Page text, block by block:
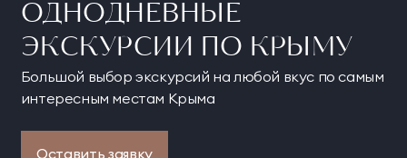
ОДНОДНЕВНЫЕ
ЭКСКУРСИИ ПО КРЫМУ
Большой выбор экскурсий на любой вкус по самым
интересным местам Крыма
Оставить заявку